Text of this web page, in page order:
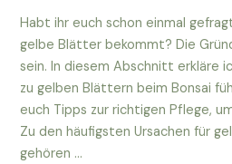
Habt ihr euch schon einmal
gelbe Blätter bekommt? Die
sein. In diesem Abschnitt erkläre
zu gelben Blättern beim Bonsai
euch Tipps zur richtigen Pflege,
Zu den häufigsten Ursachen für
gehören …